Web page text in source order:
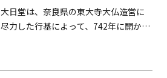
大日堂は、奈良県の東大寺大仏造営に
尽力した行基によって、742年に開かれ
重要文化財に指定されています。